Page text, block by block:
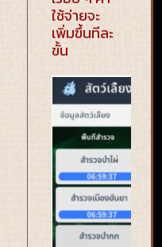
ใช้จ่ายจะ
เพิ่มขึ้นทีละ
ขั้น